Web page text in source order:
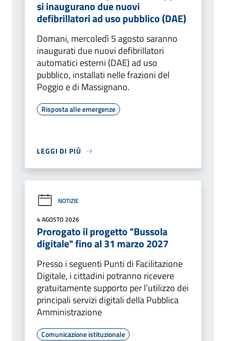
si inaugurano due nuovi
defibrillatori ad uso pubblico (DAE)
Domani, mercoledì 5 agosto saranno
inaugurati due nuovi defibrillatori
automatici esterni (DAE) ad uso
pubblico, installati nelle frazioni del
Poggio e di Massignano.
Risposta alle emergenze
LEGGI DI PIÙ
NOTIZIE
4 AGOSTO 2026
Prorogato il progetto "Bussola
digitale" fino al 31 marzo 2027
Presso i seguenti Punti di Facilitazione
Digitale, i cittadini potranno ricevere
gratuitamente supporto per l’utilizzo dei
principali servizi digitali della Pubblica
Amministrazione
Comunicazione istituzionale